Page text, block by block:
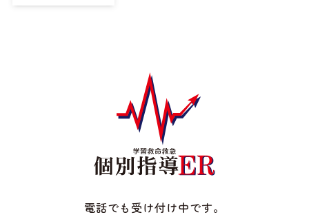
電話でも受け付け中です。